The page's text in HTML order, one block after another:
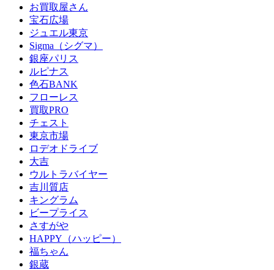
お買取屋さん
宝石広場
ジュエル東京
Sigma（シグマ）
銀座パリス
ルピナス
色石BANK
フローレス
買取PRO
チェスト
東京市場
ロデオドライブ
大吉
ウルトラバイヤー
吉川質店
キングラム
ビープライス
さすがや
HAPPY（ハッピー）
福ちゃん
銀蔵